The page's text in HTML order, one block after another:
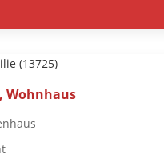
Wohnhaus